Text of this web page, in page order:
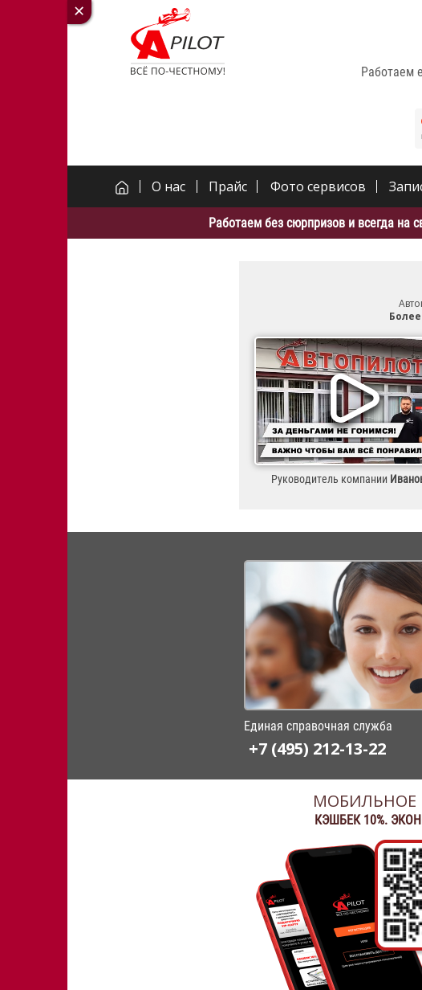
Работаем
О нас Прайс Фото сервисов
Работаем без сюрпризов и всегда на
Руководитель компании
Единая справочная служба
+7 (495) 212-13-22
МОБИЛЬНОЕ
КЭШБЕК 10%.